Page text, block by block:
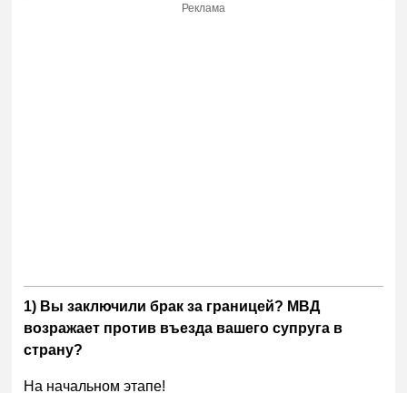
Реклама
1) Вы заключили брак за границей? МВД
возражает против въезда вашего супруга в
страну?
На начальном этапе!